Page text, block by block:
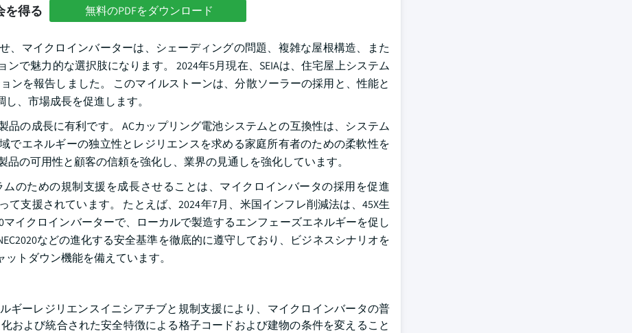
を得る 無料のPDFをダウンロード
、マイクロインバーターは、シェーディングの問題、複雑な屋根構造、また
で魅力的な選択肢になります。 2024年5月現在、SEIAは、住宅屋上システム
ンを報告しました。 このマイルストーンは、分散ソーラーの採用と、性能と
、市場成長を促進します。
の成長に有利です。 ACカップリング電池システムとの互換性は、システム
でエネルギーの独立性とレジリエンスを求める家庭所有者のための柔軟性を
の可用性と顧客の信頼を強化し、業界の見通しを強化しています。
のための規制支援を成長させることは、マイクロインバータの採用を促進
支援されています。 たとえば、2024年7月、米国インフレ削減法は、45X生
イクロインバーターで、ローカルで製造するエンフェーズエネルギーを促し
などの進化する安全基準を徹底的に遵守しており、ビジネスシナリオを
トダウン機能を備えています。
ギーレジリエンスイニシアチブと規制支援により、マイクロインバータの普
および統合された安全特徴による格子コードおよび建物の条件を変えること